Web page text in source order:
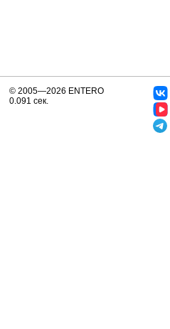
© 2005—2026 ENTERO
0.091 сек.